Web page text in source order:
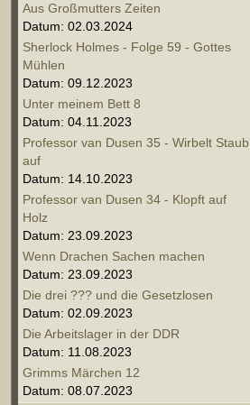
Aus Großmutters Zeiten
Datum: 02.03.2024
Sherlock Holmes - Folge 59 - Gottes
Mühlen
Datum: 09.12.2023
Unter meinem Bett 8
Datum: 04.11.2023
Professor van Dusen 35 - Wirbelt Staub
auf
Datum: 14.10.2023
Professor van Dusen 34 - Klopft auf
Holz
Datum: 23.09.2023
Wenn Drachen Sachen machen
Datum: 23.09.2023
Die drei ??? und die Gesetzlosen
Datum: 02.09.2023
Die Arbeitslager in der DDR
Datum: 11.08.2023
Grimms Märchen 12
Datum: 08.07.2023